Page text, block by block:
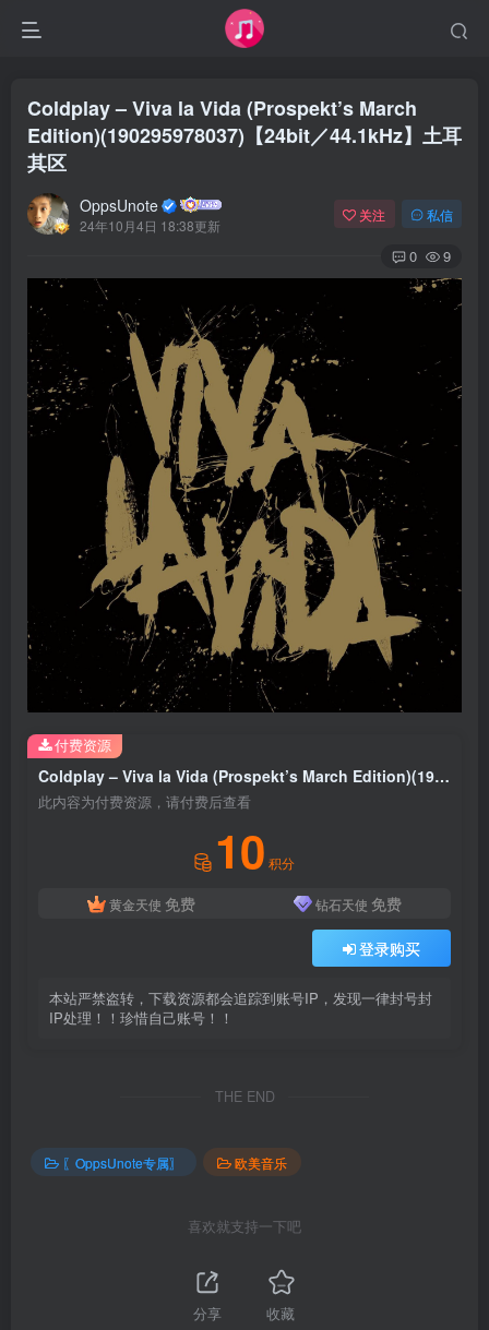
Coldplay – Viva la Vida (Prospekt’s March
Edition)(190295978037)【24bit／44.1kHz】土耳
其区
OppsUnote
24年10月4日 18:38更新
关注 私信
0 9
Coldplay – Viva la Vida (Prospekt’s March Edition)(190295978037)【24bit／44.1kHz】土耳其区
此内容为付费资源，请付费后查看
10 积分
黄金天使 免费 钻石天使 免费
登录购买
本站严禁盗转，下载资源都会追踪到账号IP，发现一律封号封
IP处理！！珍惜自己账号！！
付费资源
THE END
〖OppsUnote专属〗 欧美音乐
喜欢就支持一下吧
分享 收藏